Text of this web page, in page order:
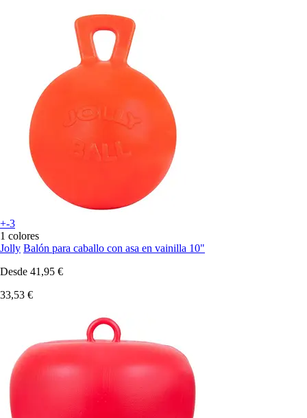
+-3
1 colores
Jolly Balón para caballo con asa en vainilla 10"
Desde 41,95 €
33,53 €